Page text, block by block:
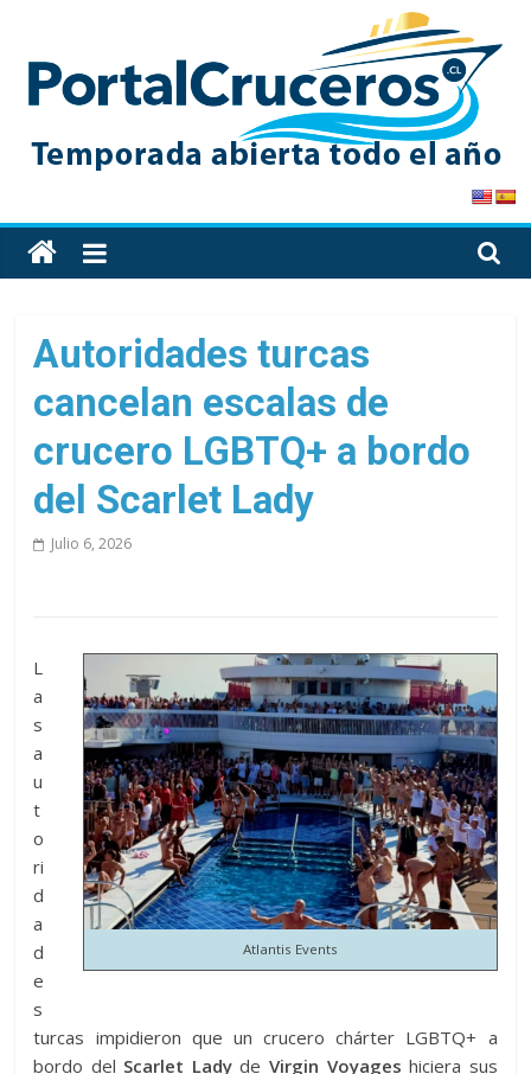
content
PortalCruceros
Toda
la
cruceros
en
solo
sitio
Autoridades turcas
cancelan escalas de
crucero LGBTQ+ a bordo
del Scarlet Lady
Julio 6, 2026
Atlantis Events
L
a
s
a
u
t
o
ri
d
a
d
e
s
turcas impidieron que un crucero chárter LGBTQ+ a
bordo del Scarlet Ladyde Virgin Voyages hiciera sus